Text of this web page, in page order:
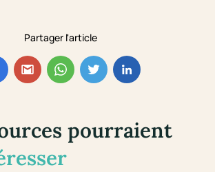
Partager l'article
pourraient